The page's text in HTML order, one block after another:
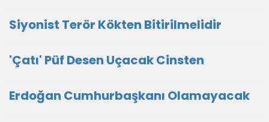
Siyonist Terör Kökten Bitirilmelidir
'Çatı' Püf Desen Uçacak Cinsten
Erdoğan Cumhurbaşkanı Olamayacak